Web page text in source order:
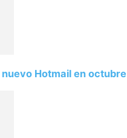
Hotmail en octubre